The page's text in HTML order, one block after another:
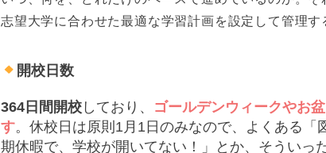
志望大学に合わせた最適な学習計画を設定して管理す
開校日数
364日間開校 しており、 ゴールデンウィークやお
す。休校日は原則1月1日のみなので、よくある
期休暇で、学校が開いてない！」とか、そういっ